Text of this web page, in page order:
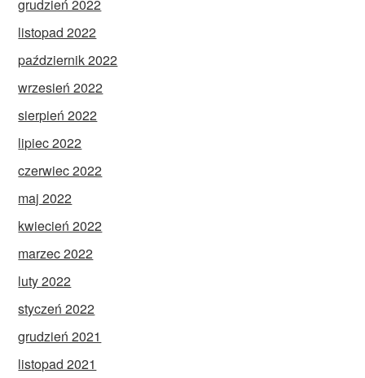
grudzień 2022
listopad 2022
październik 2022
wrzesień 2022
sierpień 2022
lipiec 2022
czerwiec 2022
maj 2022
kwiecień 2022
marzec 2022
luty 2022
styczeń 2022
grudzień 2021
listopad 2021